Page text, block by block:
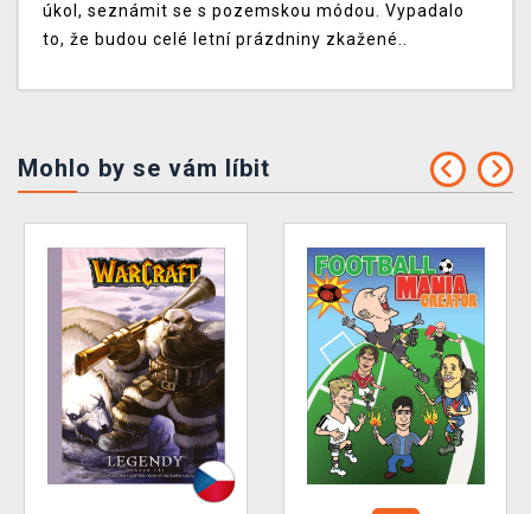
úkol, seznámit se s pozemskou módou. Vypadalo
to, že budou celé letní prázdniny zkažené..
Mohlo by se vám líbit